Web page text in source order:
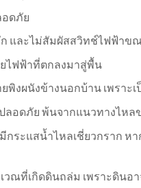
ดภัย
และไม่สัมผัสสวิทช์ไฟฟ้าขณ
ไฟฟ้าที่ตกลงมาสู่พื้น
พิงผนังข้างนอกบ้าน เพราะ
ลอดภัย พ้นจากแนวทางไหล
กระแสน้ำไหลเชี่ยวกราก ห
วณที่เกิดดินถล่ม เพราะดินอ